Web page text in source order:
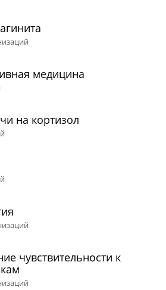
медицина
на кортизол
чувствительности к